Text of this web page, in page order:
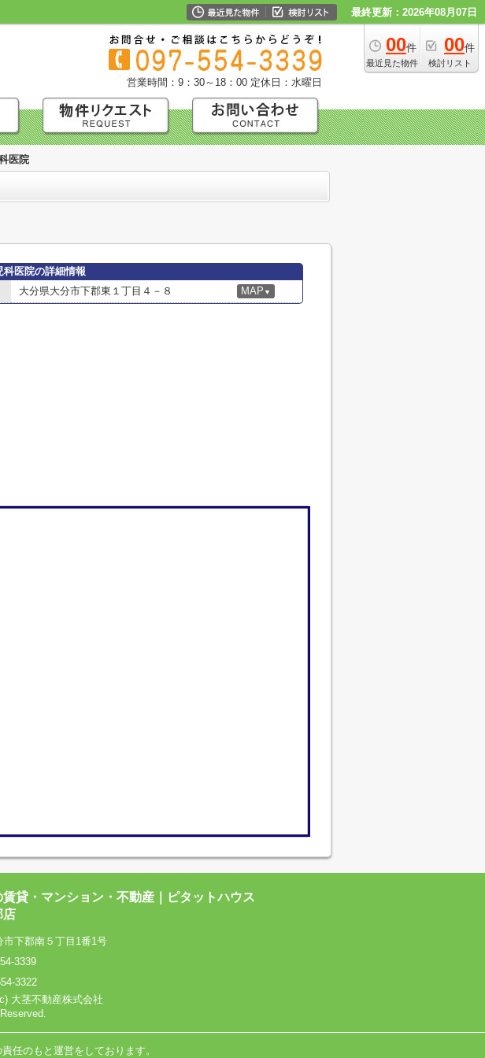
最終更新：2026年08月07日
00件
最近見た物件
00件
検討リスト
営業時間：9：30～18：00 定休日：水曜日
医院
科医院の詳細情報
大分県大分市下郡東１丁目４－８ MAP ▼
賃貸・マンション・不動産｜ピタットハウス
店
市下郡南５丁目1番1号
3339
3322
大茎不動産株式会社
任のもと運営をしております。